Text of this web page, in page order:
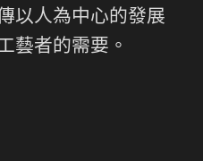
以人為中心的發展
藝者的需要。